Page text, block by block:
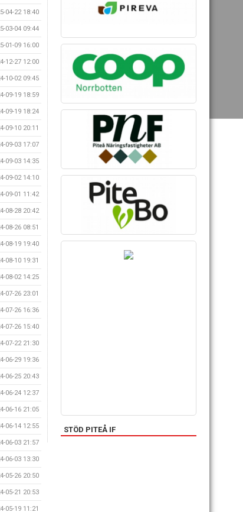
04-22 18:40
03-04 09:44
01-09 16:00
12-27 12:00
10-02 09:45
09-19 18:59
09-19 18:24
09-10 20:11
09-03 17:07
09-03 14:35
09-02 14:10
09-01 11:42
08-28 20:42
08-26 08:51
08-19 19:40
08-10 19:31
08-02 14:25
07-26 23:01
07-26 16:36
07-26 15:40
07-22 21:30
06-29 19:36
06-25 20:43
06-24 12:37
06-16 21:05
06-14 12:55
06-03 21:57
06-03 13:30
05-26 20:50
05-21 20:53
05-19 11:21
STÖD PITEÅ IF